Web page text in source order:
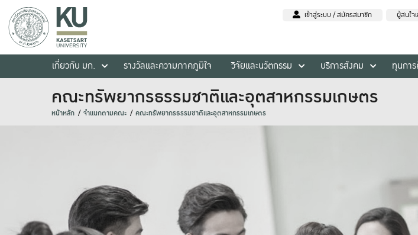
เข้าสู่ระบบ / สมัครสมาชิก ผู้สนใจ
เกี่ยวกับ มก.
รางวัลและความภาคภูมิใจ วิจัยและนวัตกรรม บริการสังคม ทุนกา
คณะทรัพยากรธรรมชาติและอุตสาหกรรมเกษตร
หน้าหลัก จำแนกตามคณะ คณะทรัพยากรธรรมชาติและอุตสาหกรรมเกษตร